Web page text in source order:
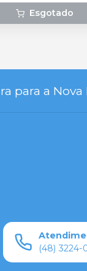
Esgotado
para a Nova
(48) 3224-